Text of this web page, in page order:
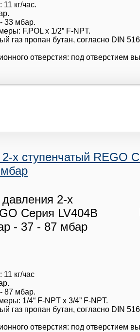
кг/час.
33 мбар.
F.POL x 1/2” F-NPT.
газ пропан бутан, согласно DIN
отверстия: под отверстием
х ступенчатый REGO
11 кг/час
87 мбар.
1/4“ F-NPT x 3/4” F-NPT.
газ пропан бутан, согласно DIN
отверстия: под отверстием